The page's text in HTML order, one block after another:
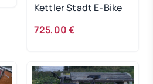
Kettler Stadt E-Bike
725,00 €